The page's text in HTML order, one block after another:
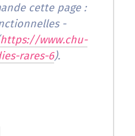
cette page :
-
https://www.chu-
rares-6).